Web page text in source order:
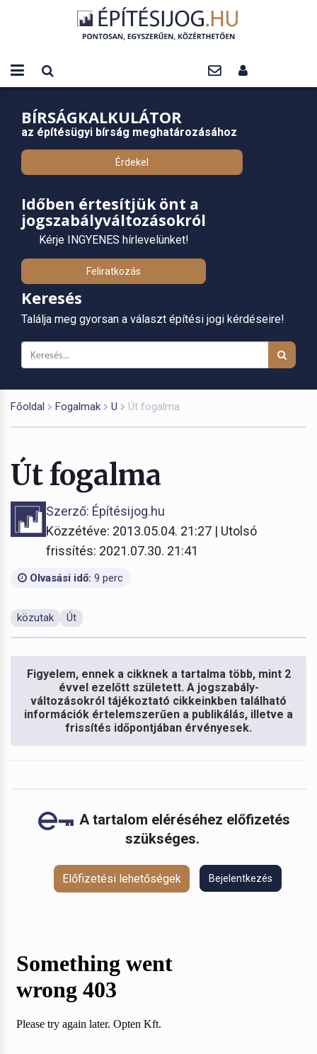
BÍRSÁGKALKULÁTOR
az építésügyi bírság meghatározásához
Érdekel
Időben értesítjük önt a
jogszabályváltozásokról
Kérje INGYENES hírlevelünket!
Feliratkozás
Keresés
Találja meg gyorsan a választ építési jogi kérdéseire!
Főoldal Fogalmak U Út fogalma
Út fogalma
Szerző: Építésijog.hu
Közzétéve: 2013.05.04. 21:27 | Utolsó
frissítés: 2021.07.30. 21:41
Olvasási idő: 9 perc
közutak Út
Figyelem, ennek a cikknek a tartalma több, mint 2
évvel ezelőtt született. A jogszabály-
változásokról tájékoztató cikkeinkben található
információk értelemszerűen a publikálás, illetve a
frissítés időpontjában érvényesek.
A tartalom eléréséhez előfizetés
szükséges.
Előfizetési lehetőségek Bejelentkezés